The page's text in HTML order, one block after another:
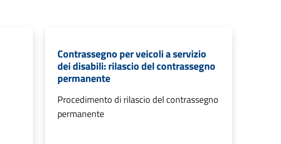
Contrassegno per veicoli a servizio
dei disabili: rilascio del contrassegno
permanente
Procedimento di rilascio del contrassegno
permanente